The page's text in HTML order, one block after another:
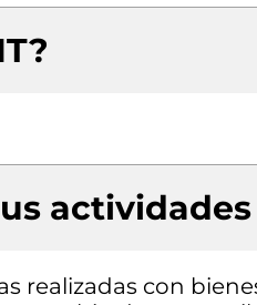
realizadas con